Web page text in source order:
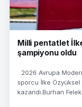
Milli pentatlet
şampiyonu oldu
2026 Avrupa
sporcu İlke Özyüksel
kazandı.Burhan